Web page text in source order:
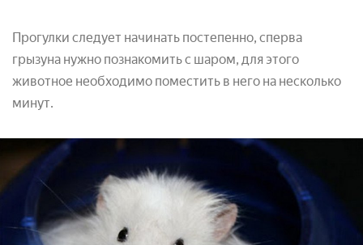
Прогулки следует начинать постепенно, сперва
грызуна нужно познакомить с шаром, для этого
животное необходимо поместить в него на несколько
минут.